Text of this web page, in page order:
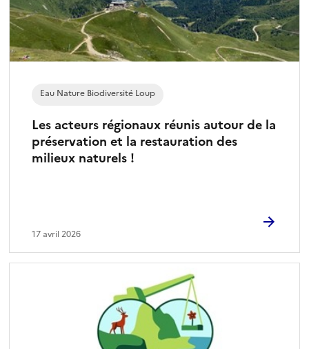
Les acteurs régionaux réunis autour de la
préservation et la restauration des
milieux naturels !
Eau Nature Biodiversité Loup
17 avril 2026